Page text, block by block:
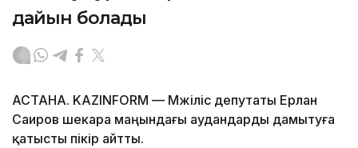
дайын болады
АСТАНА. KAZINFORM — Мәжіліс депутаты Ерлан
Саиров шекара маңындағы аудандарды дамытуға
қатысты пікір айтты.